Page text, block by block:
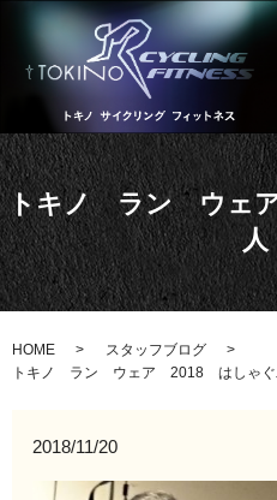
トキノ ラン ウェ
人
HOME
スタッフブログ
トキノ ラン ウェア 2018 はしゃぐ
2018/11/20